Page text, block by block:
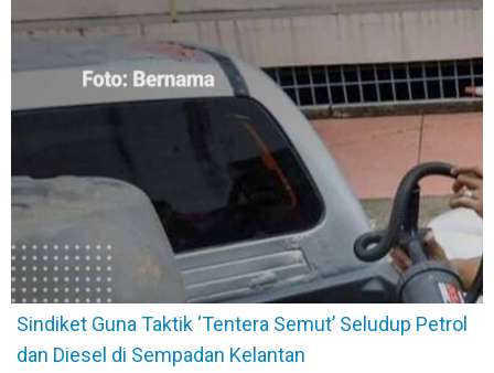
Sindiket Guna Taktik ‘Tentera Semut’ Seludup Petrol
dan Diesel di Sempadan Kelantan